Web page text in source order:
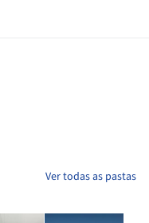
Ver todas as pastas